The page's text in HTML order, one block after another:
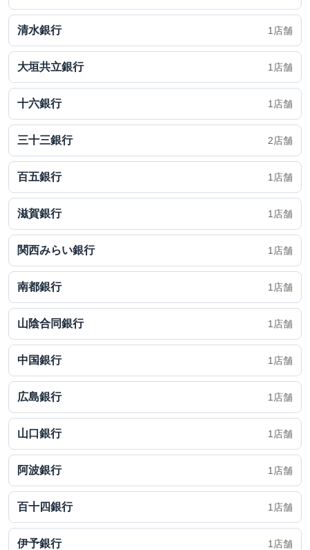
清水銀行 1店舗
大垣共立銀行 1店舗
十六銀行 1店舗
三十三銀行 2店舗
百五銀行 1店舗
滋賀銀行 1店舗
関西みらい銀行 1店舗
南都銀行 1店舗
山陰合同銀行 1店舗
中国銀行 1店舗
広島銀行 1店舗
山口銀行 1店舗
阿波銀行 1店舗
百十四銀行 1店舗
伊予銀行 1店舗